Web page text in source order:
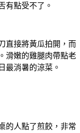
有點受不了。
直接將黃瓜拍開，而
滑嫩的雞腿肉帶點老
最消暑的涼菜。
的人點了煎餃，非常